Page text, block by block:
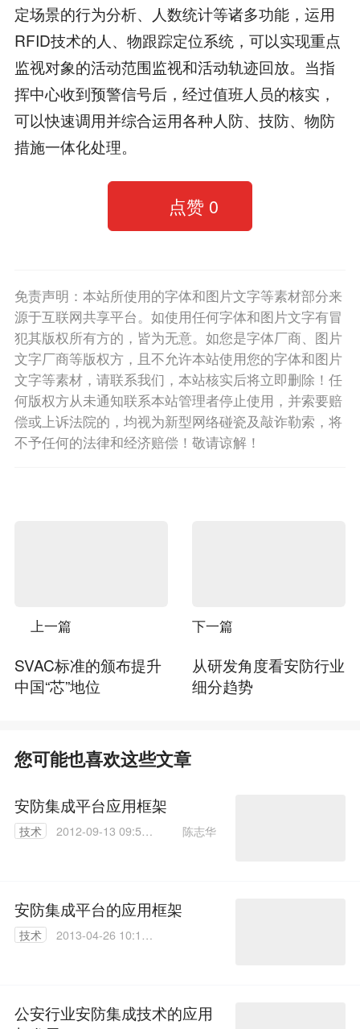
定场景的行为分析、人数统计等诸多功能，运用
RFID技术的人、物跟踪定位系统，可以实现重点
监视对象的活动范围监视和活动轨迹回放。当指
挥中心收到预警信号后，经过值班人员的核实，
可以快速调用并综合运用各种人防、技防、物防
措施一体化处理。
点赞 0
免责声明：本站所使用的字体和图片文字等素材部分来
源于互联网共享平台。如使用任何字体和图片文字有冒
犯其版权所有方的，皆为无意。如您是字体厂商、图片
文字厂商等版权方，且不允许本站使用您的字体和图片
文字等素材，请联系我们，本站核实后将立即删除！任
何版权方从未通知联系本站管理者停止使用，并索要赔
偿或上诉法院的，均视为新型网络碰瓷及敲诈勒索，将
不予任何的法律和经济赔偿！敬请谅解！
上一篇
SVAC标准的颁布提升
中国“芯”地位
下一篇
从研发角度看安防行业
细分趋势
您可能也喜欢这些文章
安防集成平台应用框架
技术
2012-09-13 09:57:
陈志华
安防集成平台的应用框架
技术
2013-04-26 10:10:
公安行业安防集成技术的应用